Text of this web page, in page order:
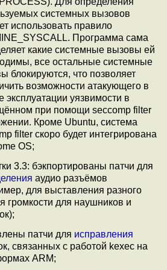
системных вызовов
использовать правило
Программа сама
какие системные вызовы ей
все остальные системные
блокируются, что позволяет
возможности атакующего в
эксплуатации уязвимости в
при помощи seccomp filter
Кроме Ubuntu, система
filter скоро будет интегрирована
OS;
3.3: бэкпортированы патчи для
аудио разъёмов
для выставления разного
громкости для наушников и
патчи для исправления
связанных с работой kexec на
ARM;